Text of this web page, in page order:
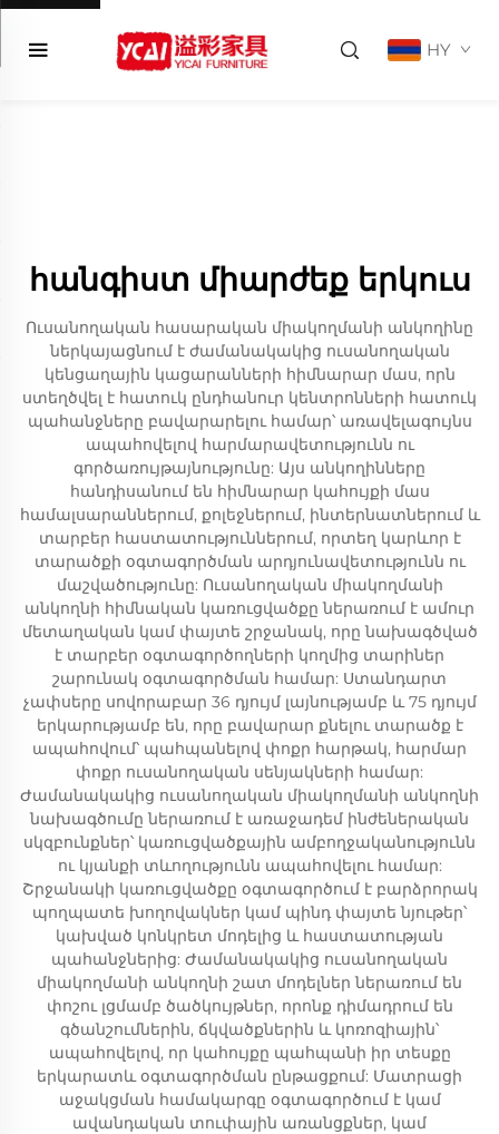
HY
հանգիստ միարժեք երկուս
Ուսանողական հասարական միակողմանի անկողինը
ներկայացնում է ժամանակակից ուսանողական
կենցաղային կացարանների հիմնարար մաս, որն
ստեղծվել է հատուկ ընդհանուր կենտրոնների հատուկ
պահանջները բավարարելու համար՝ առավելագույնս
ապահովելով հարմարավետությունն ու
գործառույթայնությունը: Այս անկողինները
հանդիսանում են հիմնարար կահույքի մաս
համալսարաններում, քոլեջներում, ինտերնատներում և
տարբեր հաստատություններում, որտեղ կարևոր է
տարածքի օգտագործման արդյունավետությունն ու
մաշվածությունը: Ուսանողական միակողմանի
անկողնի հիմնական կառուցվածքը ներառում է ամուր
մետաղական կամ փայտե շրջանակ, որը նախագծված
է տարբեր օգտագործողների կողմից տարիներ
շարունակ օգտագործման համար: Ստանդարտ
չափսերը սովորաբար 36 դյույմ լայնությամբ և 75 դյույմ
երկարությամբ են, որը բավարար քնելու տարածք է
ապահովում՝ պահպանելով փոքր հարթակ, հարմար
փոքր ուսանողական սենյակների համար:
Ժամանակակից ուսանողական միակողմանի անկողնի
նախագծումը ներառում է առաջադեմ ինժեներական
սկզբունքներ՝ կառուցվածքային ամբողջականությունն
ու կյանքի տևողությունն ապահովելու համար:
Շրջանակի կառուցվածքը օգտագործում է բարձրորակ
պողպատե խողովակներ կամ պինդ փայտե նյութեր՝
կախված կոնկրետ մոդելից և հաստատության
պահանջներից: Ժամանակակից ուսանողական
միակողմանի անկողնի շատ մոդելներ ներառում են
փոշու լցմամբ ծածկույթներ, որոնք դիմադրում են
գծանշումներին, ճկվածքներին և կոռոզիային՝
ապահովելով, որ կահույքը պահպանի իր տեսքը
երկարատև օգտագործման ընթացքում: Մատրացի
աջակցման համակարգը օգտագործում է կամ
ավանդական տուփային առանցքներ, կամ